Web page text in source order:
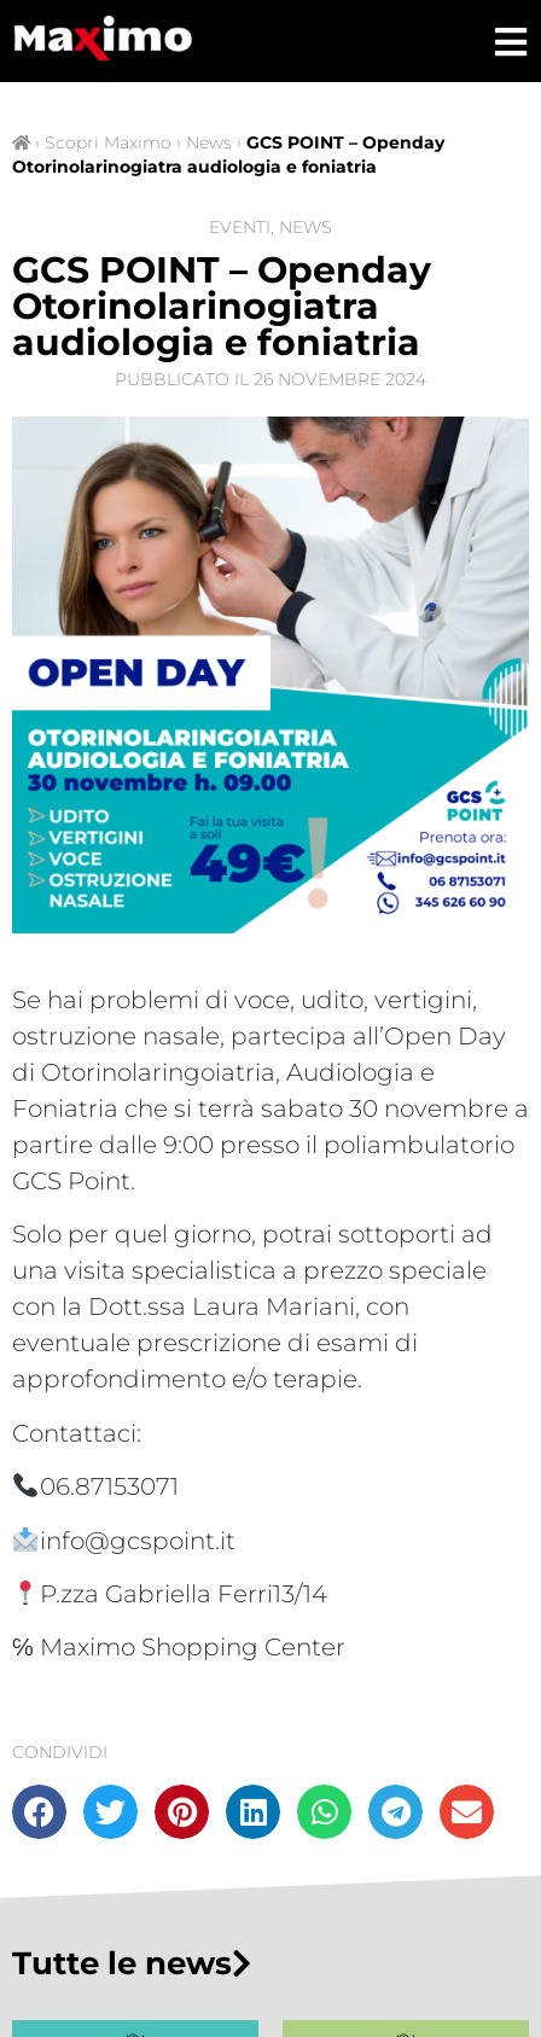
› Scopri Maximo › News › GCS POINT – Openday
Otorinolarinogiatra audiologia e foniatria
EVENTI, NEWS
GCS POINT – Openday
Otorinolarinogiatra
audiologia e foniatria
PUBBLICATO IL 26 NOVEMBRE 2024
Se hai problemi di voce, udito, vertigini,
ostruzione nasale, partecipa all’Open Day
di Otorinolaringoiatria, Audiologia e
Foniatria che si terrà sabato 30 novembre a
partire dalle 9:00 presso il poliambulatorio
GCS Point.
Solo per quel giorno, potrai sottoporti ad
una visita specialistica a prezzo speciale
con la Dott.ssa Laura Mariani, con
eventuale prescrizione di esami di
approfondimento e/o terapie.
Contattaci:
06.87153071
info@gcspoint.it
P.zza Gabriella Ferri13/14
℅ Maximo Shopping Center
CONDIVIDI
Tutte le news